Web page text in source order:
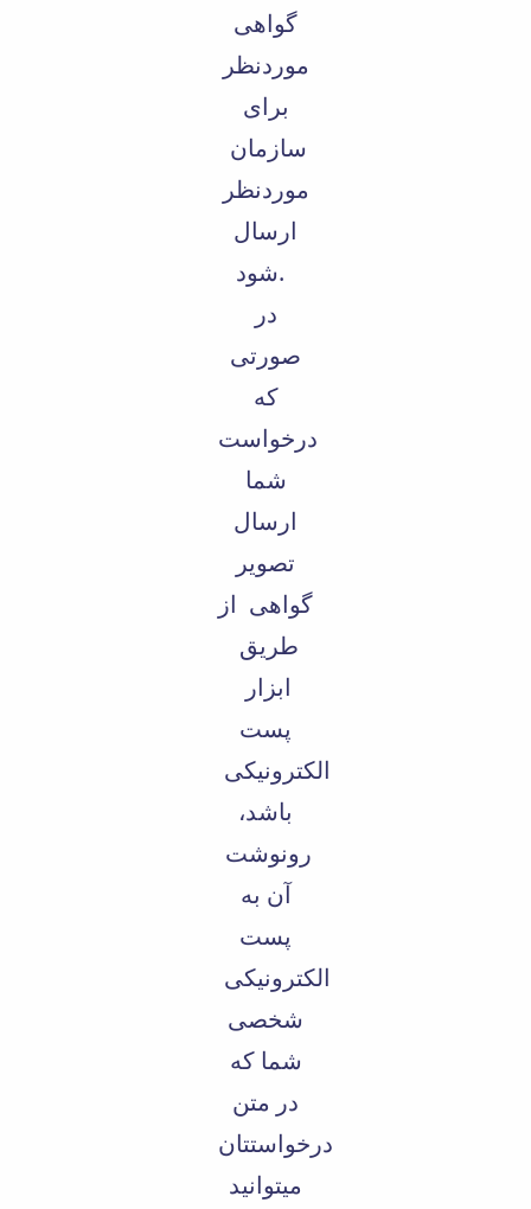
گواهی
موردنظر
برای
سازمان
موردنظر
ارسال
شود.
در
صورتی
که
درخواست
شما
ارسال
تصویر
گواهی از
طریق
ابزار
پست
الکترونیکی
باشد،
رونوشت
آن به
پست
الکترونیکی
شخصی
شما که
در متن
درخواستتان
میتوانید